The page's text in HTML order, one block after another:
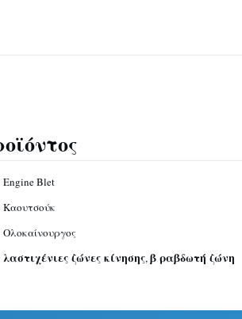
Engine Blet
Καουτσούκ
Ολοκαίνουργος
λαστιχένιες ζώνες κίνησης,β ραβδωτή ζώνη